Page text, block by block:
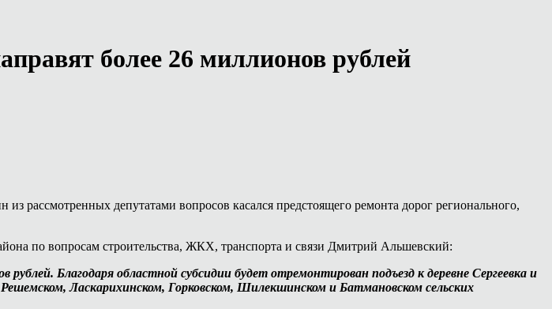
более 26 миллионов рублей
рассмотренных депутатами вопросов касался предстоящего ремонта дорог регионального,
по вопросам строительства, ЖКХ, транспорта и связи Дмитрий Альшевский:
Благодаря областной субсидии будет отремонтирован подъезд к деревне Сергеевка и
Ласкарихинском, Горковском, Шилекшинском и Батмановском сельских